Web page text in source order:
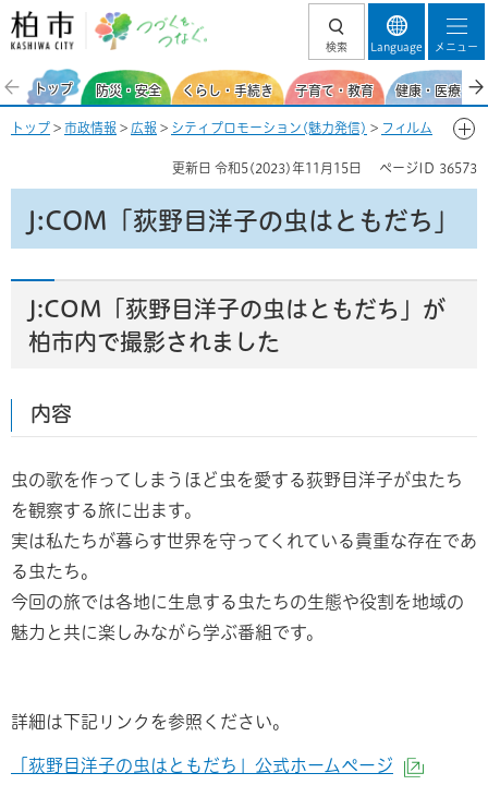
柏市 つづくを、
検索 Language メニュー
トップ 防災・安全 くらし・手続き 子育て・教育 健康・医療・
トップ > 市政情報 > 広報 > シティプロモーション(魅力発信) > フィルム
更新日 令和5(2023)年11月15日 ページID 36573
J:COM「荻野目洋子の虫はともだち」​​​​
J:COM「荻野目洋子の虫はともだち」が
柏市内で撮影されました
内容
虫の歌を作ってしまうほど虫を愛する荻野目洋子が虫たち
を観察する旅に出ます。
実は私たちが暮らす世界を守ってくれている貴重な存在であ
る虫たち。
今回の旅では各地に生息する虫たちの生態や役割を地域の
魅力と共に楽しみながら学ぶ番組です。
詳細は下記リンクを参照ください。
「荻野目洋子の虫はともだち」公式ホームページ